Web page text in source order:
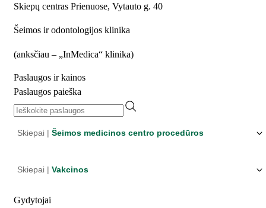
Skiepų centras Prienuose, Vytauto g. 40
Šeimos ir odontologijos klinika
(anksčiau – „InMedica“ klinika)
Paslaugos ir kainos
Paslaugos paieška
Skiepai | Šeimos medicinos centro procedūros
Skiepai | Vakcinos
Gydytojai